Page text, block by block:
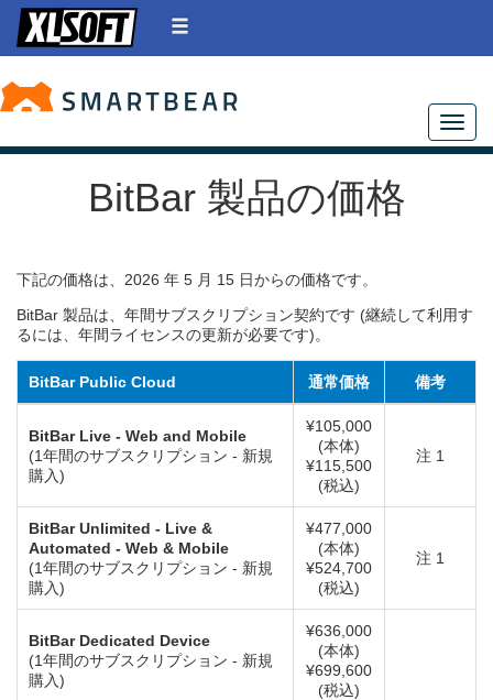
BitBar 製品の価格
下記の価格は、2026 年 5 月 15 日からの価格です。
BitBar 製品は、年間サブスクリプション契約です (継続して利用す
るには、年間ライセンスの更新が必要です)。
BitBar Public Cloud 通常価格 備考
BitBar Live - Web and Mobile
(1年間のサブスクリプション - 新規
購入)
¥105,000
(本体)
¥115,500
(税込)
注 1
BitBar Unlimited - Live &
Automated - Web & Mobile
(1年間のサブスクリプション - 新規
購入)
¥477,000
(本体)
¥524,700
(税込)
注 1
BitBar Dedicated Device
(1年間のサブスクリプション - 新規
購入)
¥636,000
(本体)
¥699,600
(税込)